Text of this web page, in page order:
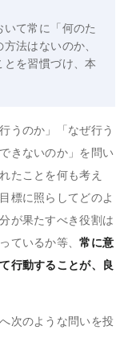
て常に「何のた
法はないのか、
を習慣づけ、本
うのか」「なぜ行う
きないのか」を問い
たことを何も考え
標に照らしてどのよ
が果たすべき役割は
ているか等、常に意
行動することが、良
次のような問いを投